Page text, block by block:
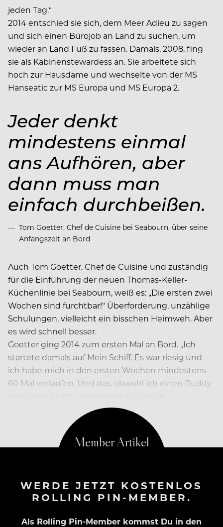
jeden Tag.“
2014 entschied sie sich, dem Meer Adieu zu sagen
und sich einen Bürojob an Land zu suchen, um
wieder an Land Fuß zu fassen. Damals, 2008, fing
sie als Kabinenstewardess an. Sie arbeitete sich
hoch zur Hausdame und wechselte von der MS
Hanseatic zur MS Europa und MS Europa 2.
Jeder denkt
mindestens einmal
ans Aufhören, aber
dann muss man
einfach durchbeißen.
Tom Goetter, Chef de Cuisine bei Seabourn, über seine
Anfangszeit an Bord
Auch Tom Goetter, Chef de Cuisine und zuständig
für die Einführung der neuen Thomas-Keller-
Küchenlinie bei Seabourn, weiß es: „Die ersten zwei
Wochen sind furchtbar!“ Überforderung, unzählige
Schulungen, vielleicht ein bisschen Heimweh. Aber
es wird schnell besser.
Goetter ging 2014 zum ersten Mal an Bord. „Ich
startete damals auf Mein Schiff. Es war riesig und
ich habe mich in den ersten Wochen mindestens
60 Mal verlaufen. Und das, obwohl ich einen Buddy
Orientierungssinn“, lacht er.
WERDE JETZT KOSTENLOS
ROLLING PIN-MEMBER.
Als Rolling Pin-Member kommst Du in den